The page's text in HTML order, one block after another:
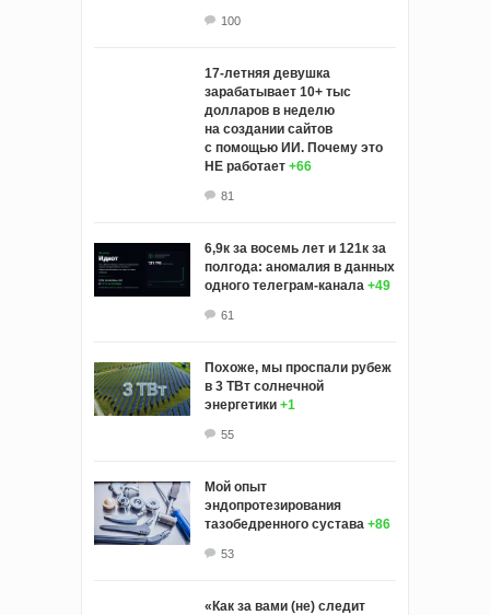
100
17-летняя девушка
зарабатывает 10+ тыс
долларов в неделю
на создании сайтов
с помощью ИИ. Почему это
НЕ работает +66
81
6,9к за восемь лет и 121к за
полгода: аномалия в данных
одного телеграм-канала +49
61
Похоже, мы проспали рубеж
в 3 ТВт солнечной
энергетики +1
55
Мой опыт
эндопротезирования
тазобедренного сустава +86
53
«Как за вами (не) следит